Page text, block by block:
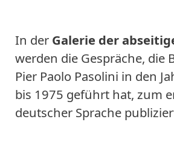
In der Galerie der
werden die Gespräche, die
Pier Paolo Pasolini in den
bis 1975 geführt hat, zum
deutscher Sprache